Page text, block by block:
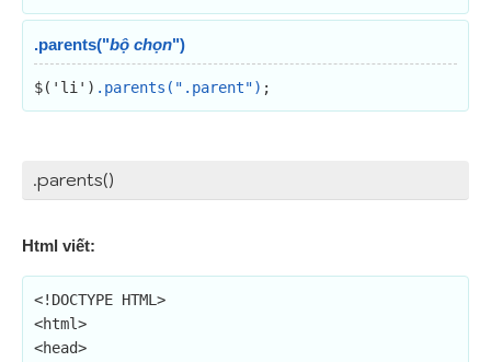
.parents("bộ chọn")
$('li') .parents(".parent") ;
.parents()
Html viết:
<!DOCTYPE HTML>
<html>
<head>